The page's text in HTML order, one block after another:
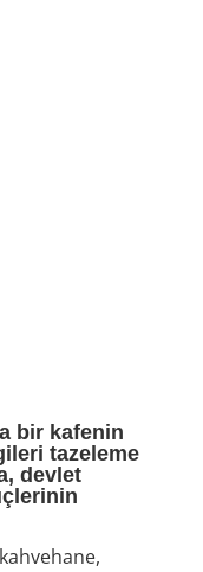
bir kafenin
tazeleme
devlet